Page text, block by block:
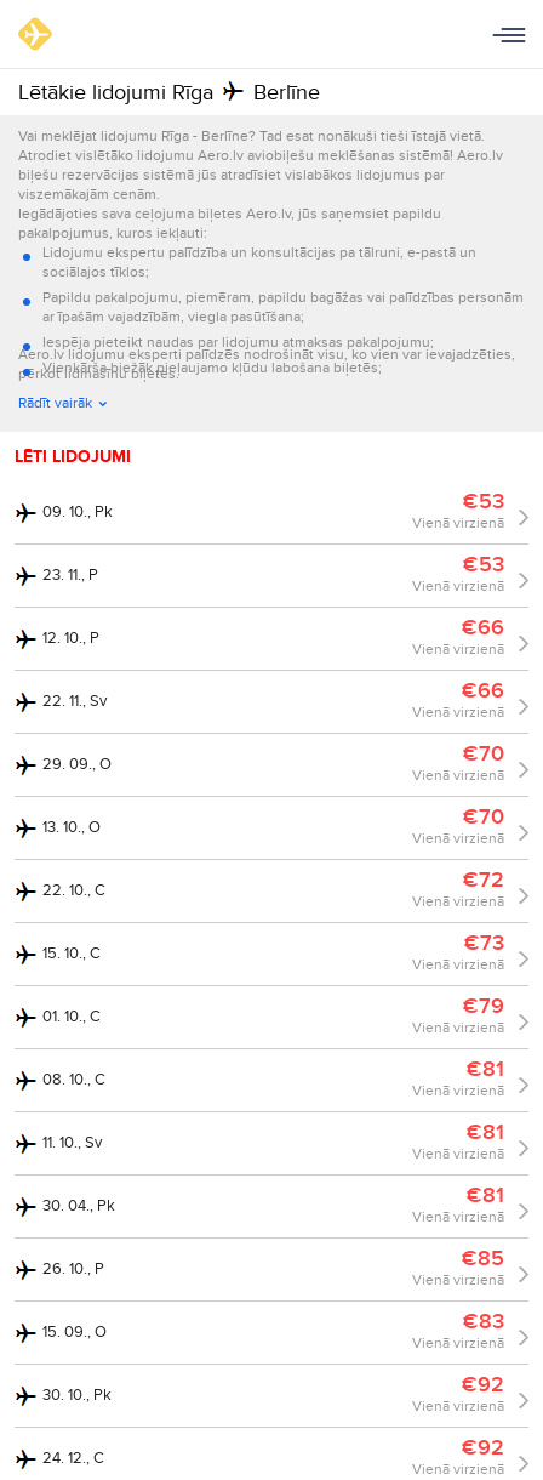
Lētākie lidojumi Rīga Berlīne
Vai meklējat lidojumu Rīga - Berlīne? Tad esat nonākuši tieši īstajā vietā.
Atrodiet vislētāko lidojumu Aero.lv aviobiļešu meklēšanas sistēmā! Aero.lv
biļešu rezervācijas sistēmā jūs atradīsiet vislabākos lidojumus par
viszemākajām cenām.
Iegādājoties sava ceļojuma biļetes Aero.lv, jūs saņemsiet papildu
pakalpojumus, kuros iekļauti:
Lidojumu ekspertu palīdzība un konsultācijas pa tālruni, e-pastā un
sociālajos tīklos;
Papildu pakalpojumu, piemēram, papildu bagāžas vai palīdzības personām
ar īpašām vajadzībām, viegla pasūtīšana;
Iespēja pieteikt naudas par lidojumu atmaksas pakalpojumu;
Vienkārša biežāk pieļaujamo kļūdu labošana biļetēs;
Informācijas par lidojumu nosūtīšana e-pastā un ar īsziņām.
Aero.lv lidojumu eksperti palīdzēs nodrošināt visu, ko vien var ievajadzēties,
pērkot lidmašīnu biļetes.
Rādīt vairāk
LĒTI LIDOJUMI
09. 10., Pk €53
Vienā virzienā
23. 11., P €53
Vienā virzienā
12. 10., P €66
Vienā virzienā
22. 11., Sv €66
Vienā virzienā
29. 09., O €70
Vienā virzienā
13. 10., O €70
Vienā virzienā
22. 10., C €72
Vienā virzienā
15. 10., C €73
Vienā virzienā
01. 10., C €79
Vienā virzienā
08. 10., C €81
Vienā virzienā
11. 10., Sv €81
Vienā virzienā
30. 04., Pk €81
Vienā virzienā
26. 10., P €85
Vienā virzienā
15. 09., O €83
Vienā virzienā
30. 10., Pk €92
Vienā virzienā
24. 12., C €92
Vienā virzienā